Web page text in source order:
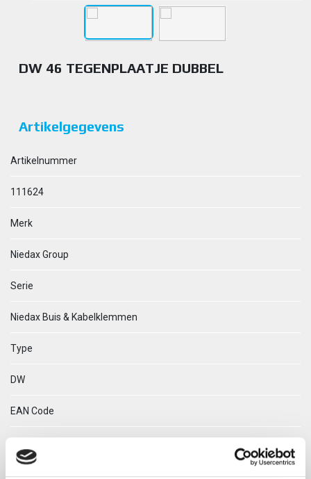
DW 46 TEGENPLAATJE DUBBEL
Artikelgegevens
Artikelnummer
111624
Merk
Niedax Group
Serie
Niedax Buis & Kabelklemmen
Type
DW
EAN Code